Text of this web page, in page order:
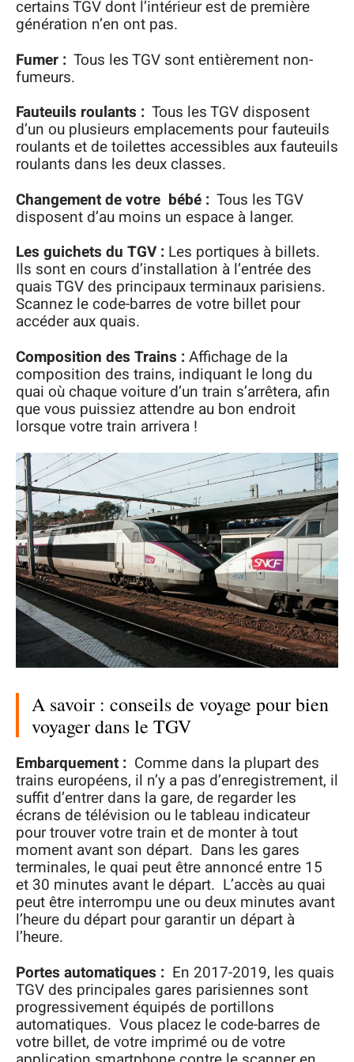
certains TGV dont l’intérieur est de première
génération n’en ont pas.
Fumer : Tous les TGV sont entièrement non-
fumeurs.
Fauteuils roulants : Tous les TGV disposent
d’un ou plusieurs emplacements pour fauteuils
roulants et de toilettes accessibles aux fauteuils
roulants dans les deux classes.
Changement de votre bébé : Tous les TGV
disposent d’au moins un espace à langer.
Les guichets du TGV : Les portiques à billets.
Ils sont en cours d’installation à l’entrée des
quais TGV des principaux terminaux parisiens.
Scannez le code-barres de votre billet pour
accéder aux quais.
Composition des Trains :Affichage de la
composition des trains, indiquant le long du
quai où chaque voiture d’un train s’arrêtera, afin
que vous puissiez attendre au bon endroit
lorsque votre train arrivera !
A savoir : conseils de voyage pour bien
voyager dans le TGV
Embarquement : Comme dans la plupart des
trains européens, il n’y a pas d’enregistrement, il
suffit d’entrer dans la gare, de regarder les
écrans de télévision ou le tableau indicateur
pour trouver votre train et de monter à tout
moment avant son départ. Dans les gares
terminales, le quai peut être annoncé entre 15
et 30 minutes avant le départ. L’accès au quai
peut être interrompu une ou deux minutes avant
l’heure du départ pour garantir un départ à
l’heure.
Portes automatiques : En 2017-2019, les quais
TGV des principales gares parisiennes sont
progressivement équipés de portillons
automatiques. Vous placez le code-barres de
votre billet, de votre imprimé ou de votre